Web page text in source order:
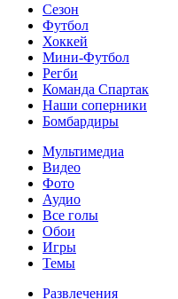
Сезон
Футбол
Хоккей
Мини-Футбол
Регби
Команда Спартак
Наши соперники
Бомбардиры
Мультимедиа
Видео
Фото
Аудио
Все голы
Обои
Игры
Темы
Развлечения